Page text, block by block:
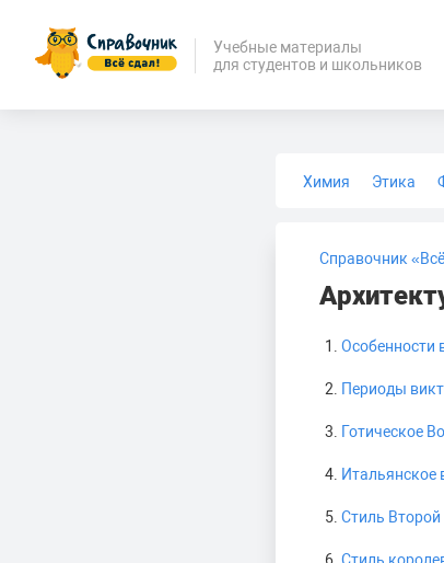
Учебные материалы
для студентов и школьников
Химия Этика
Справочник
Особенности
Периоды
Готическое
Итальянское
Стиль